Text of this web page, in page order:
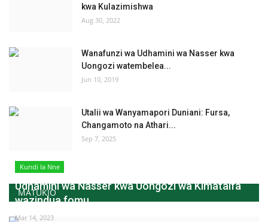
kwa Kulazimishwa
Aug 30, 2022
Wanafunzi wa Udhamini wa Nasser kwa
Uongozi watembelea...
Jun 10, 2019
Utalii wa Wanyamapori Duniani: Fursa,
Changamoto na Athari...
Sep 7, 2025
MATUKIO
Kundi la Nne
Udhamini wa Nasser kwa Uongozi wa Kimataifa
wazindua fomu...
Mar 14, 2023